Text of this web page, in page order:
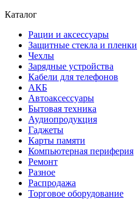
Каталог
Рации и аксессуары
Защитные стекла и пленки
Чехлы
Зарядные устройства
Кабели для телефонов
АКБ
Автоаксессуары
Бытовая техника
Аудиопродукция
Гаджеты
Карты памяти
Компьютерная периферия
Ремонт
Разное
Распродажа
Торговое оборудование